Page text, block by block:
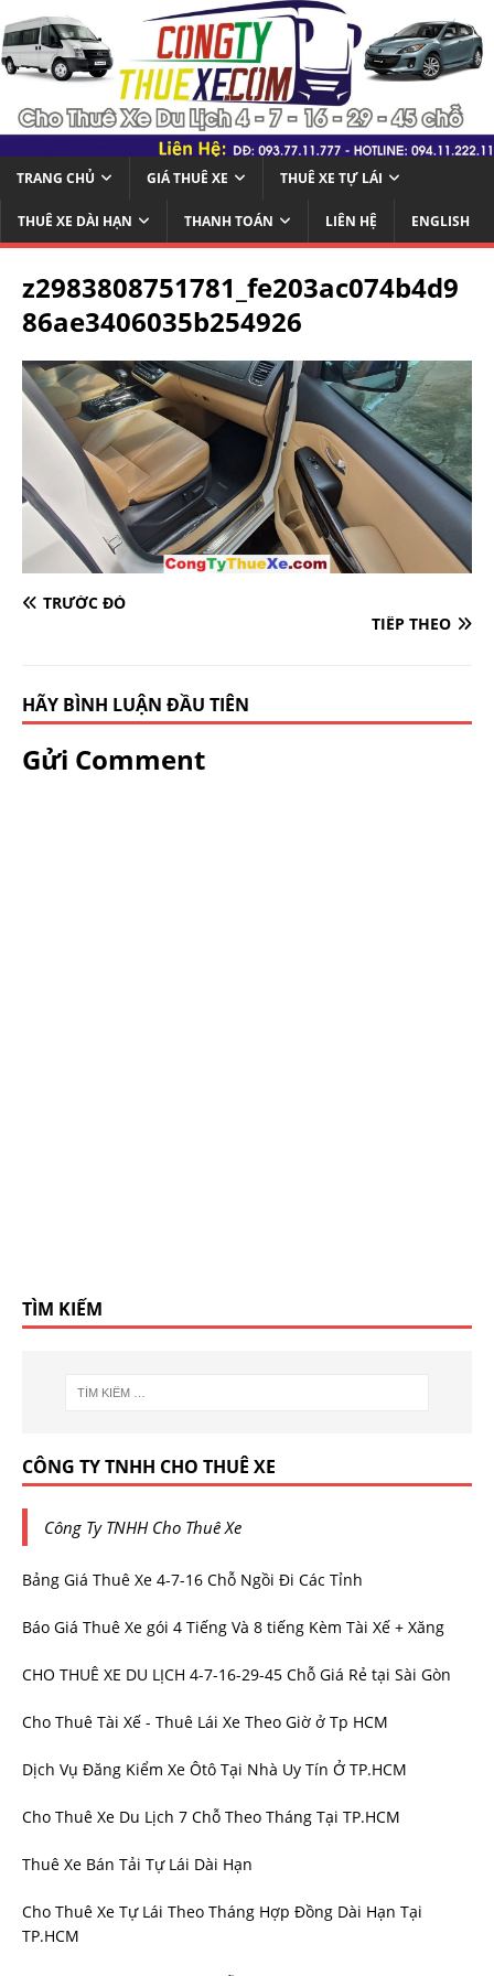
TRANG CHỦ GIÁ THUÊ XE THUÊ XE TỰ LÁI
THUÊ XE DÀI HẠN THANH TOÁN LIÊN HỆ ENGLISH
z2983808751781_fe203ac074b4d9
86ae3406035b254926
TRƯỚC ĐÓ
TIẾP THEO
HÃY BÌNH LUẬN ĐẦU TIÊN
Gửi Comment
TÌM KIẾM
CÔNG TY TNHH CHO THUÊ XE
Công Ty TNHH Cho Thuê Xe
Bảng Giá Thuê Xe 4-7-16 Chỗ Ngồi Đi Các Tỉnh
Báo Giá Thuê Xe gói 4 Tiếng Và 8 tiếng Kèm Tài Xế + Xăng
CHO THUÊ XE DU LỊCH 4-7-16-29-45 Chỗ Giá Rẻ tại Sài Gòn
Cho Thuê Tài Xế - Thuê Lái Xe Theo Giờ ở Tp HCM
Dịch Vụ Đăng Kiểm Xe Ôtô Tại Nhà Uy Tín Ở TP.HCM
Cho Thuê Xe Du Lịch 7 Chỗ Theo Tháng Tại TP.HCM
Thuê Xe Bán Tải Tự Lái Dài Hạn
Cho Thuê Xe Tự Lái Theo Tháng Hợp Đồng Dài Hạn Tại
TP.HCM